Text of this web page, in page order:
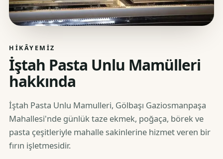
HIKÂYEMIZ
İştah Pasta Unlu Mamülleri
hakkında
İştah Pasta Unlu Mamulleri, Gölbaşı Gaziosmanpaşa
Mahallesi'nde günlük taze ekmek, poğaça, börek ve
pasta çeşitleriyle mahalle sakinlerine hizmet veren bir
fırın işletmesidir.